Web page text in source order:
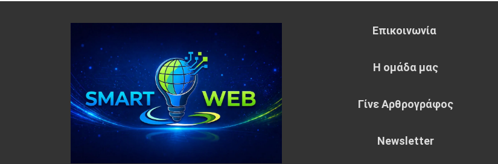
Επικοινωνία
Η ομάδα μας
Γίνε Αρθρογράφος
Newsletter